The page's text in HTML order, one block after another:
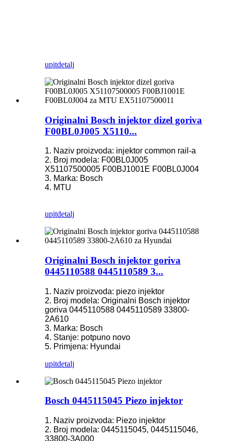
upitdetalj
Originalni Bosch injektor dizel goriva
F00BL0J005 X5110...
1. Naziv proizvoda: injektor common rail-a
2. Broj modela: F00BL0J005
X51107500005 F00BJ1001E F00BL0J004
3. Marka: Bosch
4. MTU
upitdetalj
Originalni Bosch injektor goriva
0445110588 0445110589 3...
1. Naziv proizvoda: piezo injektor
2. Broj modela: Originalni Bosch injektor
goriva 0445110588 0445110589 33800-
2A610
3. Marka: Bosch
4. Stanje: potpuno novo
5. Primjena: Hyundai
upitdetalj
Bosch 0445115045 Piezo injektor
1. Naziv proizvoda: Piezo injektor
2. Broj modela: 0445115045, 0445115046,
33800-3A000